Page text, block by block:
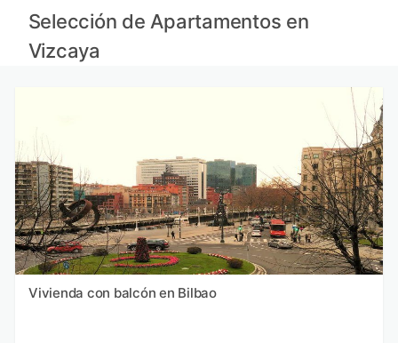
Apartamentos en Burgos provincia
Apartamentos en Pirineos Atlánticos provincia
Apartamentos en Soria provincia
Selección de Apartamentos en
Vizcaya
Vivienda con balcón en Bilbao